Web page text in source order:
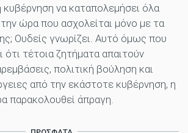
κυβέρνηση να καταπολεμήσει όλα
ώρα που ασχολείται μόνο με τα
Ουδείς γνωρίζει. Αυτό όμως που
ότι τέτοια ζητήματα απαιτούν
πολιτική βούληση και
από την εκάστοτε κυβέρνηση, η
παρακολουθεί άπραγη.